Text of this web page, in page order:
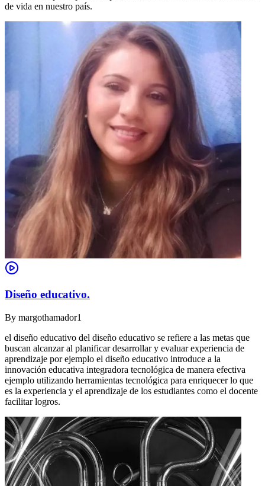
de vida en nuestro país.
Diseño educativo.
By margothamador1
el diseño educativo del diseño educativo se refiere a las metas que
buscan alcanzar al planificar desarrollar y evaluar experiencia de
aprendizaje por ejemplo el diseño educativo introduce a la
innovación educativa integradora tecnológica de manera efectiva
ejemplo utilizando herramientas tecnológica para enriquecer lo que
es la experiencia y el aprendizaje de los estudiantes como el docente
facilitar logros.